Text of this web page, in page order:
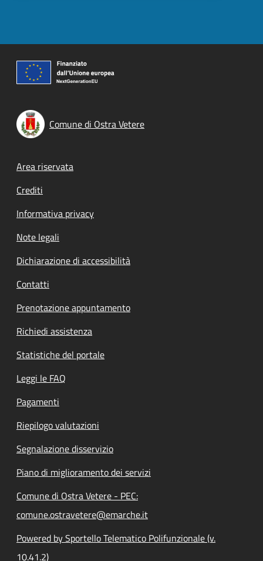
Comune di Ostra Vetere
Footer menu
Area riservata
Crediti
Informativa privacy
Note legali
Dichiarazione di accessibilità
Contatti
Prenotazione appuntamento
Richiedi assistenza
Statistiche del portale
Leggi le FAQ
Pagamenti
Riepilogo valutazioni
Segnalazione disservizio
Piano di miglioramento dei servizi
Comune di Ostra Vetere - PEC:
comune.ostravetere@emarche.it
Powered by Sportello Telematico Polifunzionale (v.
10.41.2)